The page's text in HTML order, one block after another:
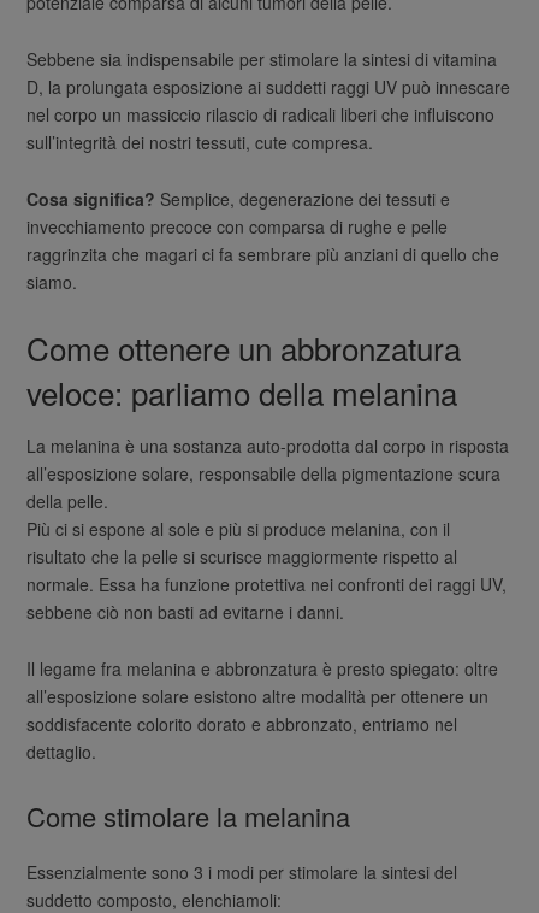
Sebbene sia indispensabile per stimolare la sintesi di vitamina
D, la prolungata esposizione ai suddetti raggi UV può innescare
nel corpo un massiccio rilascio di radicali liberi che influiscono
sull’integrità dei nostri tessuti, cute compresa.
Cosa significa? Semplice, degenerazione dei tessuti e
invecchiamento precoce con comparsa di rughe e pelle
raggrinzita che magari ci fa sembrare più anziani di quello che
siamo.
Come ottenere un abbronzatura
veloce: parliamo della melanina
La melanina è una sostanza auto-prodotta dal corpo in risposta
all’esposizione solare, responsabile della pigmentazione scura
della pelle.
Più ci si espone al sole e più si produce melanina, con il
risultato che la pelle si scurisce maggiormente rispetto al
normale. Essa ha funzione protettiva nei confronti dei raggi UV,
sebbene ciò non basti ad evitarne i danni.
Il legame fra melanina e abbronzatura è presto spiegato: oltre
all’esposizione solare esistono altre modalità per ottenere un
soddisfacente colorito dorato e abbronzato, entriamo nel
dettaglio.
Come stimolare la melanina
Essenzialmente sono 3 i modi per stimolare la sintesi del
suddetto composto, elenchiamoli: